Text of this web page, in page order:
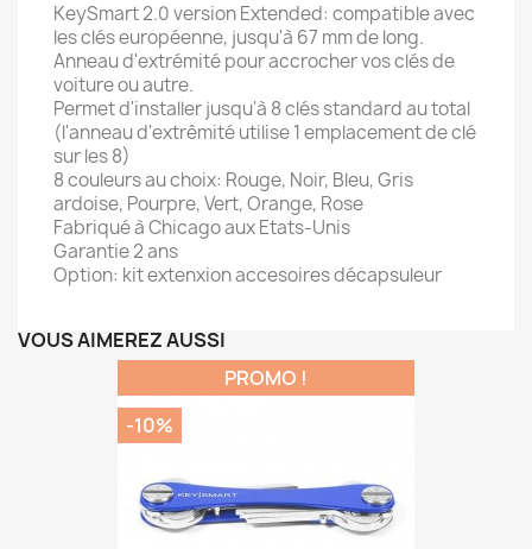
KeySmart 2.0 version Extended: compatible avec
les clés européenne, jusqu'à 67 mm de long.
Anneau d'extrémité pour accrocher vos clés de
voiture ou autre.
Permet d'installer jusqu'à 8 clés standard au total
(l'anneau d'extrêmité utilise 1 emplacement de clé
sur les 8)
8 couleurs au choix: Rouge, Noir, Bleu, Gris
ardoise, Pourpre, Vert, Orange, Rose
Fabriqué à Chicago aux Etats-Unis
Garantie 2 ans
Option: kit extenxion accesoires décapsuleur
VOUS AIMEREZ AUSSI
PROMO !
-10%